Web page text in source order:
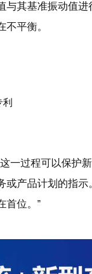
与其基准振动值进
平衡。
一过程可以保护
或产品计划的指示
首位。”